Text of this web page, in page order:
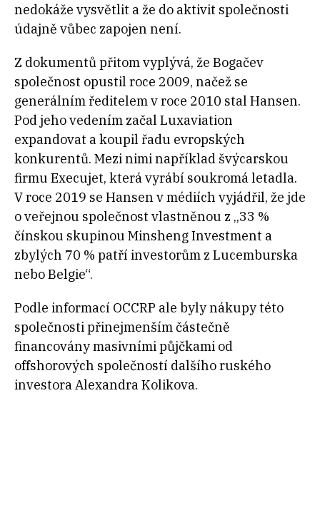
nedokáže vysvětlit a že do aktivit společnosti
údajně vůbec zapojen není.
Z dokumentů přitom vyplývá, že Bogačev
společnost opustil roce 2009, načež se
generálním ředitelem v roce 2010 stal Hansen.
Pod jeho vedením začal Luxaviation
expandovat a koupil řadu evropských
konkurentů. Mezi nimi například švýcarskou
firmu Execujet, která vyrábí soukromá letadla.
V roce 2019 se Hansen v médiích vyjádřil, že jde
o veřejnou společnost vlastněnou z „33 %
čínskou skupinou Minsheng Investment a
zbylých 70 % patří investorům z Lucemburska
nebo Belgie“.
Podle informací OCCRP ale byly nákupy této
společnosti přinejmenším částečně
financovány masivními půjčkami od
offshorových společností dalšího ruského
investora Alexandra Kolikova.